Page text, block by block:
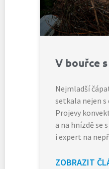
V bouřce
Nejmladší
setkala nejen s
Projevy
a na hnízdě se
i expert na
ZOBRAZIT